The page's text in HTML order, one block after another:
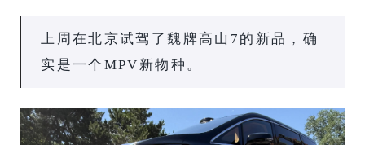
上周在北京试驾了魏牌高山7的新品，确
实是一个MPV新物种。